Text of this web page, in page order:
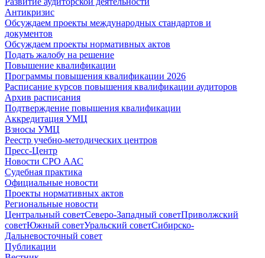
Антикризис
Обсуждаем проекты международных стандартов и
документов
Обсуждаем проекты нормативных актов
Подать жалобу на решение
Повышение квалификации
Программы повышения квалификации 2026
Расписание курсов повышения квалификации аудиторов
Архив расписания
Подтверждение повышения квалификации
Аккредитация УМЦ
Взносы УМЦ
Реестр учебно-методических центров
Пресс-Центр
Новости СРО ААС
Судебная практика
Официальные новости
Проекты нормативных актов
Региональные новости
Центральный советСеверо-Западный советПриволжский
советЮжный советУральский советСибирско-
Дальневосточный совет
Публикации